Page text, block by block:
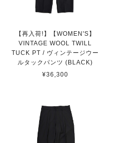
【再入荷!】【WOMEN'S】
VINTAGE WOOL TWILL
TUCK PT / ヴィンテージウー
ルタックパンツ (BLACK)
¥36,300